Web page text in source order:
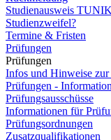
Studienausweis
Studienzweifel?
Termine & Fristen
Prüfungen
Prüfungen
Infos und Hinweise
Prüfungen -
Prüfungsausschüsse
Informationen für
Prüfungsordnungen
Zusatzqualifikationen